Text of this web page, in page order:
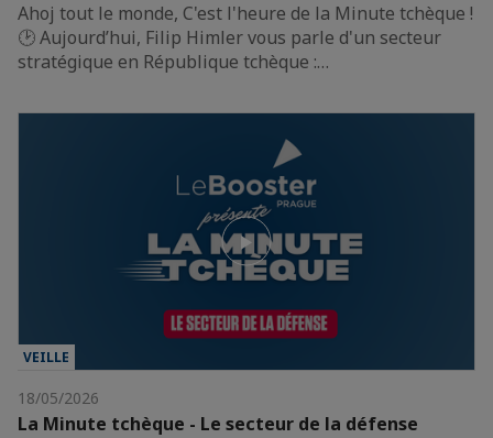
Ahoj tout le monde, C'est l'heure de la Minute tchèque !
🕑 Aujourd’hui, Filip Himler vous parle d'un secteur
stratégique en République tchèque :…
VEILLE
18/05/2026
La Minute tchèque - Le secteur de la défense